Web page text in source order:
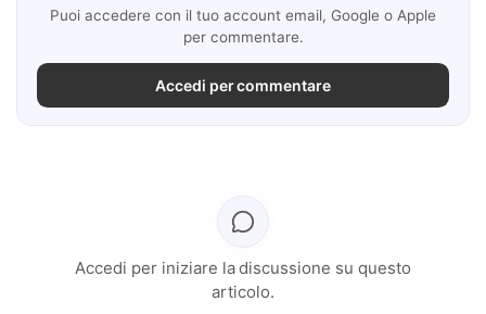
Puoi accedere con il tuo account email, Google o Apple
per commentare.
Accedi per commentare
Accedi per iniziare la discussione su questo
articolo.